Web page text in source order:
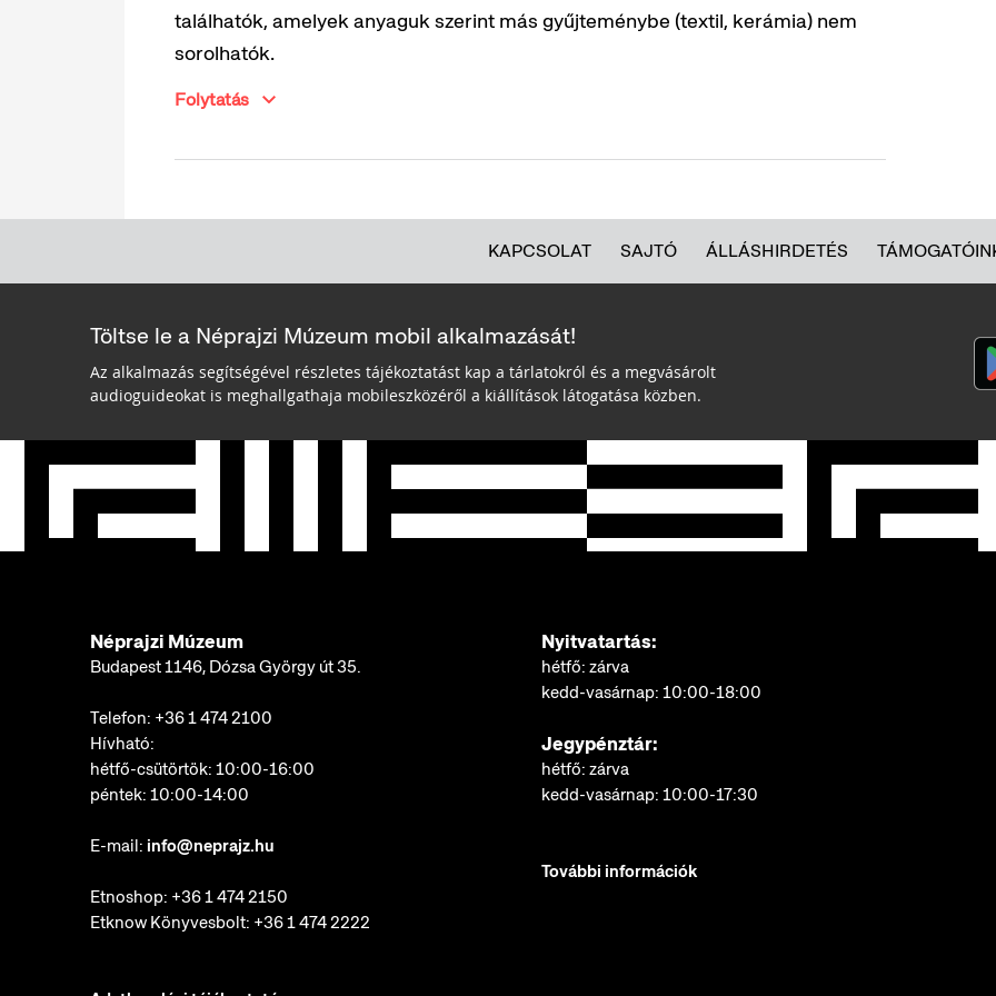
találhatók, amelyek anyaguk szerint más gyűjteménybe (textil, kerámia) nem
sorolhatók.
Folytatás
KAPCSOLAT SAJTÓ ÁLLÁSHIRDETÉS
Töltse le a Néprajzi Múzeum mobil alkalmazását!
Az alkalmazás segítségével részletes tájékoztatást kap a tárlatokról és a megvásárolt
audioguideokat is meghallgathaja mobileszközéről a kiállítások látogatása közben.
Néprajzi Múzeum
Budapest 1146, Dózsa György út 35.
Telefon: +36 1 474 2100
Hívható:
hétfő-csütörtök: 10:00-16:00
péntek: 10:00-14:00
E-mail: info@neprajz.hu
Etnoshop: +36 1 474 2150
Etknow Könyvesbolt: +36 1 474 2222
Nyitvatartás:
hétfő: zárva
kedd-vasárnap: 10:00-18:00
Jegypénztár:
hétfő: zárva
kedd-vasárnap: 10:00-17:30
További információk